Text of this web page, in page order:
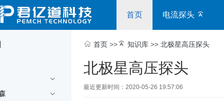
首页 电流探头
首页 >> 知识库 >> 北极星高压探头
北极星高压探头
最近更新时间：2020-05-26 19:57:06